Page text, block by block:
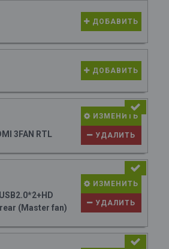
ДОБАВИТЬ
ДОБАВИТЬ
3FAN RTL
ИЗМЕНИТЬ
УДАЛИТЬ
(Master fan)
ИЗМЕНИТЬ
УДАЛИТЬ